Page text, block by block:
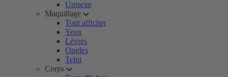
Unisexe
Maquillage
Tout afficher
Yeux
Lèvres
Ongles
Teint
Corps